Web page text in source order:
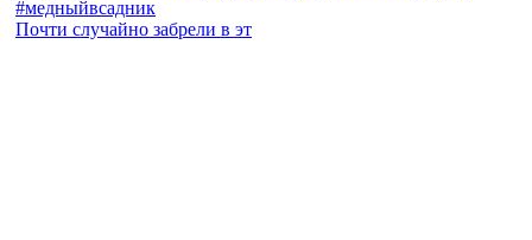
Почти случайно забрели в эт